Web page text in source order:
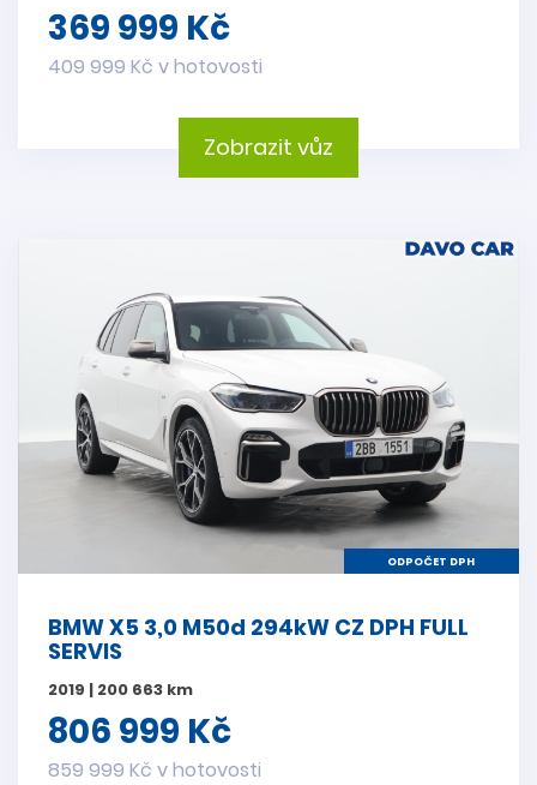
369 999 Kč
409 999 Kč v hotovosti
Zobrazit vůz
ODPOČET DPH
BMW X5 3,0 M50d 294kW CZ DPH FULL
SERVIS
2019 | 200 663 km
806 999 Kč
859 999 Kč v hotovosti